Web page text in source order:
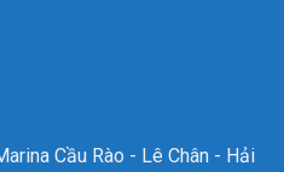
Cầu Rào - Lê Chân - Hải